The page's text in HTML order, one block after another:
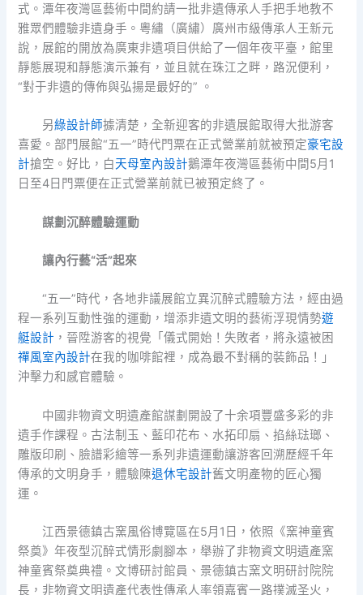
式。潭年夜灣區藝術中間約請一批非遺傳承人手把手地教不
雅眾們體驗非遺身手。粵繡（廣繡）廣州市級傳承人王新元
說，展館的開放為廣東非遺項目供給了一個年夜平臺，館里
靜態展現和靜態演示兼有，並且就在珠江之畔，路況便利，
“對于非遺的傳佈與弘揚是最好的” 。
另綠設計師據清楚，全新迎客的非遺展館取得大批游客
喜愛。部門展館“五一”時代門票在正式營業前就被預定豪宅設
計搶空。好比，白天母室內設計鵝潭年夜灣區藝術中間5月1
日至4日門票便在正式營業前就已被預定終了。
謀劃沉醉體驗運動
讓內行藝“活”起來
“五一”時代，各地非議展館立異沉醉式體驗方法，經由過
程一系列互動性強的運動，增添非遺文明的藝術浮現情勢遊
艇設計 ，晉陞游客的視覺「儀式開始！失敗者，將永遠被困
禪風室內設計在我的咖啡館裡，成為最不對稱的裝飾品！」
沖擊力和感官體驗。
中國非物資文明遺產館謀劃開設了十余項豐盛多彩的非
遺手作課程。古法制玉、藍印花布、水拓印扇、掐絲琺瑯、
雕版印刷、臉譜彩繪等一系列非遺運動讓游客回溯歷經千年
傳承的文明身手，體驗陳退休宅設計舊文明產物的匠心獨
運。
江西景德鎮古窯風俗博覽區在5月1日，依照《窯神童賓
祭奠》年夜型沉醉式情形劇腳本，舉辦了非物資文明遺產窯
神童賓祭奠典禮。文博研討館員、景德鎮古窯文明研討院院
長，非物資文明遺產代表性傳承人率領嘉賓一路撲滅圣火，